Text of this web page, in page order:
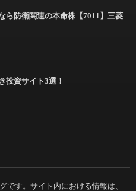
ら防衛関連の本命株【7011】三菱
投資サイト3選！
です。サイト内における情報は、